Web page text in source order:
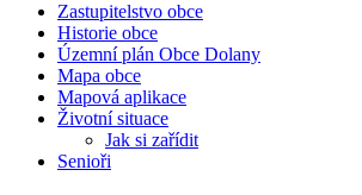
Zastupitelstvo obce
Historie obce
Územní plán Obce Dolany
Mapa obce
Mapová aplikace
Životní situace
Jak si zařídit
Senioři